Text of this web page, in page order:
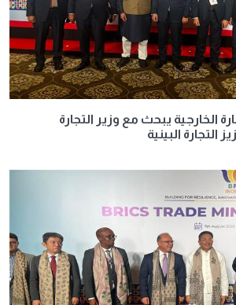
الخارجية يبحث مع وزير التجارة
التجارة البينية